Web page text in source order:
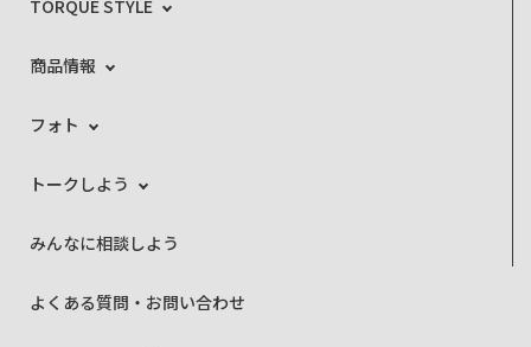
TORQUE STYLE
商品情報
フォト
トークしよう
みんなに相談しよう
よくある質問・お問い合わせ